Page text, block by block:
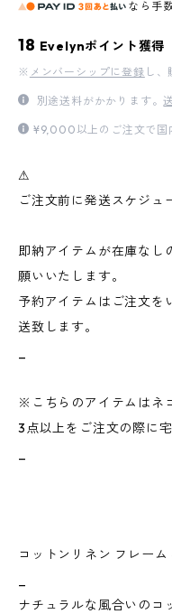
なら 手
18 Evelynポイント獲得
※ メンバーシップに登録 し、
別途送料がかかります。
¥9,000以上のご注文で国
⚠︎
ご注文前に発送スケジュ
即納アイテムが在庫なし
願いいたします。
予約アイテムはご注文を
送致します。
※こちらのアイテムはネ
3点以上をご注文の際に
コットンリネン フレー
ナチュラルな風合いのコ